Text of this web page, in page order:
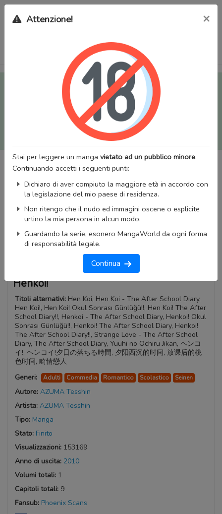
Tutti i Doujinshi e Manga per adulti (+18) sono stati trasferiti
sul nostro nuovo sito (
mangaworldadult.net
); invece, per i
Manga classici, puoi utilizzare
MangaWorld
Potrai effettuare illogincon il tuo account di MangaWorld
tutti i dati sono condivisi tra i due siti,
perderai alcun dato, inclusi bookmarks e premium
Attenzione! ×
Stai per leggere un manga vietato ad un pubblico minore.
Continuando accetti i seguenti punti:
Dichiaro di aver compiuto la maggiore età in accordo con
la legislazione del mio paese di residenza.
Non ritengo che il nudo ed immagini oscene o esplicite
urtino la mia persona in alcun modo.
Guardando la serie, esonero MangaWorld da ogni forma
di responsabilità legale.
Continua
Henkoi!
Titoli alternativi: Hen Koi, Hen Koi - The After School Diary,
Hen Koi!, Hen Koi! Okul Sonrası Günlüğü!!, Hen Koi! The After
School Diary!!, Henkoi - The After School Diary, Henkoi! Okul
Sonrası Günlüğü!!, Henkoi! The After School Diary, Henkoi!
The After School Diary!!, Strange Love - The After School
Diary, The After School Diary, Yuuhi no Ochiru Jikan, ヘンコ
イ!, ヘンコイ!夕日の落ちる時間, 夕阳西沉的时间, 放课后的桃
色时间, 畸情戀人
Generi:
Adulti Commedia Romantico Scolastico Seinen
Autore: AZUMA Tesshin
Artista: AZUMA Tesshin
Tipo: Manga
Stato: Finito
Visualizzazioni: 153169
Anno di uscita: 2010
Volumi totali: 1
Capitoli totali: 9
Fansub: Phoenix Scans